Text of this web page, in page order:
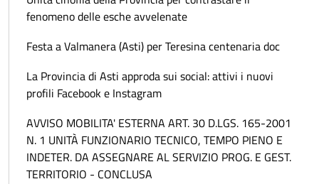
fenomeno delle esche avvelenate
Festa a Valmanera (Asti) per Teresina centenaria doc
La Provincia di Asti approda sui social: attivi i nuovi
profili Facebook e Instagram
AVVISO MOBILITA' ESTERNA ART. 30 D.LGS. 165-2001
N. 1 UNITÀ FUNZIONARIO TECNICO, TEMPO PIENO E
INDETER. DA ASSEGNARE AL SERVIZIO PROG. E GEST.
TERRITORIO - CONCLUSA